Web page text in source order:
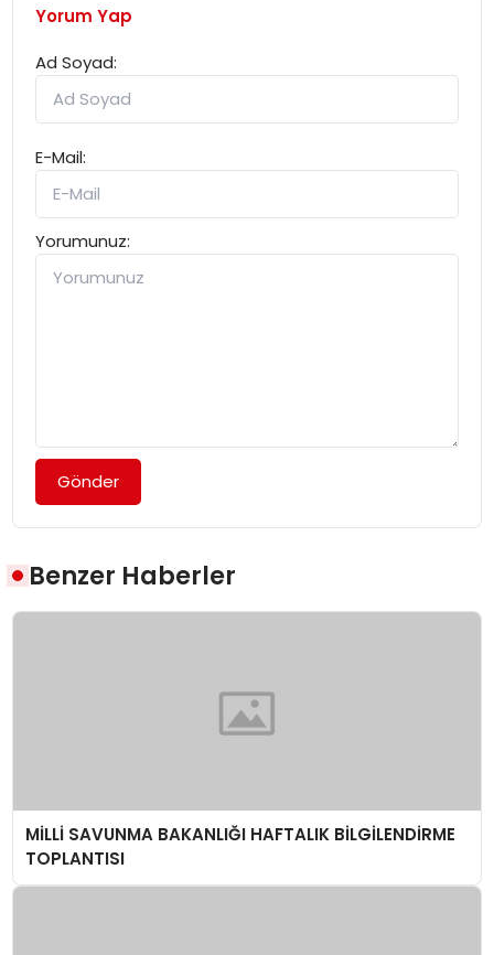
Yorum Yap
Ad Soyad:
E-Mail:
Yorumunuz:
Gönder
Benzer Haberler
MİLLİ SAVUNMA BAKANLIĞI HAFTALIK BİLGİLENDİRME
TOPLANTISI